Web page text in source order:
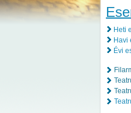
Heti
Havi
Évi